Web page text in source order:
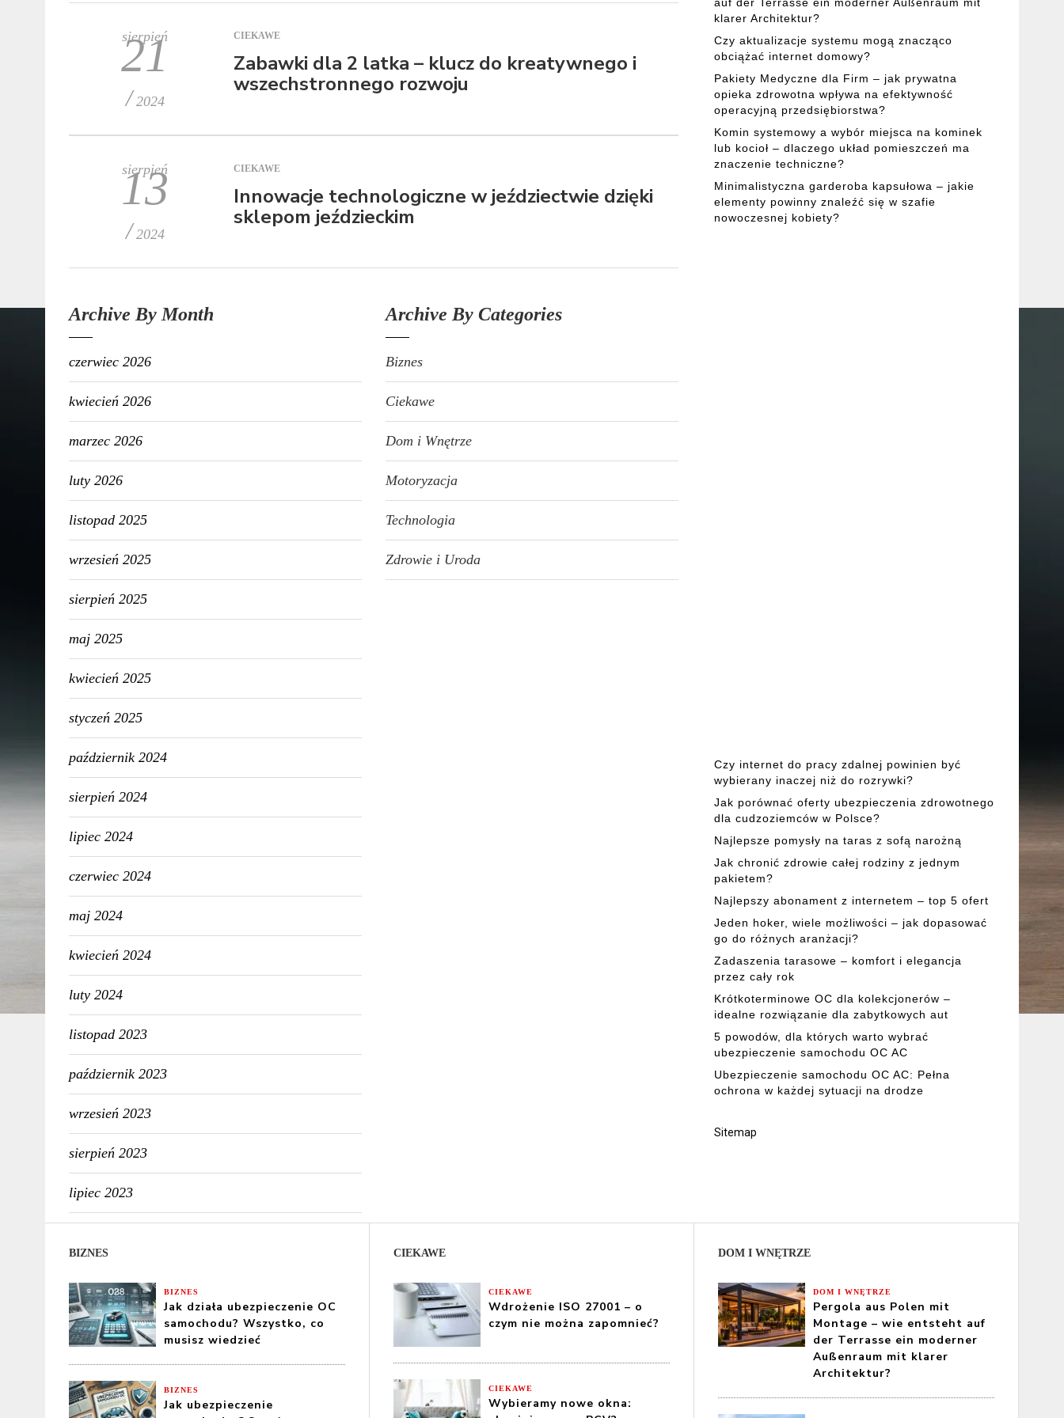
Przygotuj się na lato i na lata
sierpień
21
/ 2024
CIEKAWE
Zabawki dla 2 latka – klucz do kreatywnego i
wszechstronnego rozwoju
sierpień
13
/ 2024
CIEKAWE
Innowacje technologiczne w jeździectwie dzięki
sklepom jeździeckim
Archive By Month
czerwiec 2026
kwiecień 2026
marzec 2026
luty 2026
listopad 2025
wrzesień 2025
sierpień 2025
maj 2025
kwiecień 2025
styczeń 2025
październik 2024
sierpień 2024
lipiec 2024
czerwiec 2024
maj 2024
kwiecień 2024
luty 2024
listopad 2023
październik 2023
wrzesień 2023
sierpień 2023
lipiec 2023
Archive By Categories
Biznes
Ciekawe
Dom i Wnętrze
Motoryzacja
Technologia
Zdrowie i Uroda
klarer Architektur?
Czy aktualizacje systemu mogą znacząco
obciążać internet domowy?
Pakiety Medyczne dla Firm – jak prywatna
opieka zdrowotna wpływa na efektywność
operacyjną przedsiębiorstwa?
Komin systemowy a wybór miejsca na kominek
lub kocioł – dlaczego układ pomieszczeń ma
znaczenie techniczne?
Minimalistyczna garderoba kapsułowa – jakie
elementy powinny znaleźć się w szafie
nowoczesnej kobiety?
Czy internet do pracy zdalnej powinien być
wybierany inaczej niż do rozrywki?
Jak porównać oferty ubezpieczenia zdrowotnego
dla cudzoziemców w Polsce?
Najlepsze pomysły na taras z sofą narożną
Jak chronić zdrowie całej rodziny z jednym
pakietem?
Najlepszy abonament z internetem – top 5 ofert
Jeden hoker, wiele możliwości – jak dopasować
go do różnych aranżacji?
Zadaszenia tarasowe – komfort i elegancja
przez cały rok
Krótkoterminowe OC dla kolekcjonerów –
idealne rozwiązanie dla zabytkowych aut
5 powodów, dla których warto wybrać
ubezpieczenie samochodu OC AC
Ubezpieczenie samochodu OC AC: Pełna
ochrona w każdej sytuacji na drodze
Sitemap
BIZNES
BIZNES
Jak działa ubezpieczenie OC
samochodu? Wszystko, co
musisz wiedzieć
BIZNES
Jak ubezpieczenie
CIEKAWE
CIEKAWE
Wdrożenie ISO 27001 – o
czym nie można zapomnieć?
CIEKAWE
Wybieramy nowe okna:
DOM I WNĘTRZE
DOM I WNĘTRZE
Pergola aus Polen mit
Montage – wie entsteht auf
der Terrasse ein moderner
Außenraum mit klarer
Architektur?